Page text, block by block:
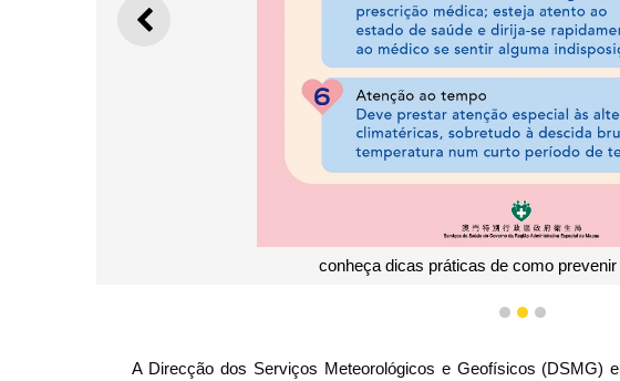
ANTERIOR
conheça dicas práticas de como
1 2 3
A Direcção dos Serviços Meteorológicos e Geofísicos (DSMG)